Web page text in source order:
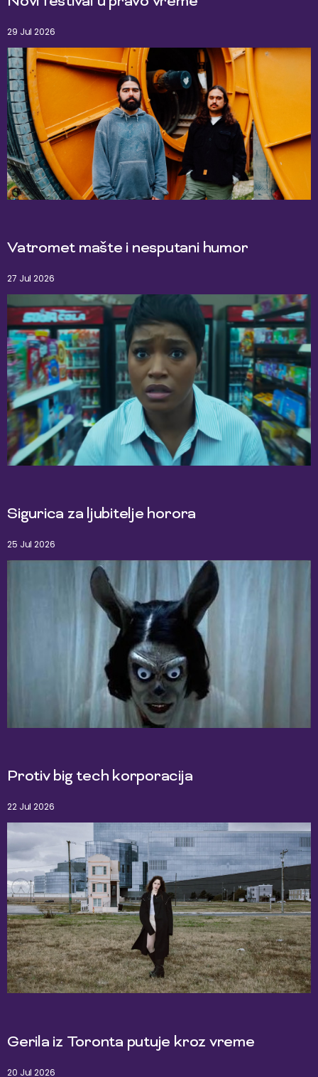
29 Jul 2026
Vatromet mašte i nesputani humor
27 Jul 2026
Sigurica za ljubitelje horora
25 Jul 2026
Protiv big tech korporacija
22 Jul 2026
Gerila iz Toronta putuje kroz vreme
20 Jul 2026